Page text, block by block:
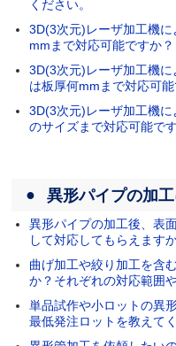
ください。
3D(3次元)レーザ加工機
mmまで対応可能ですか？
3D(3次元)レーザ加工機
は板厚何mmまで対応可能
3D(3次元)レーザ加工機
のサイズまで対応可能で
異形パイプの加
異形パイプの加工後、表
して対応してもらえます
曲げ加工や絞り加工を含
か？それぞれの対応範囲
単品試作や小ロットの異
最低発注ロットを教えてく